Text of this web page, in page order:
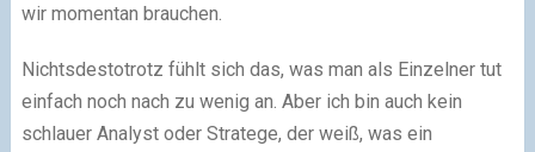
wir momentan brauchen.
Nichtsdestotrotz fühlt sich das, was man als Einzelner tut
einfach noch nach zu wenig an. Aber ich bin auch kein
schlauer Analyst oder Stratege, der weiß, was ein